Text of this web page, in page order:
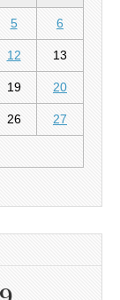
5 6
12 13
19 20
26 27